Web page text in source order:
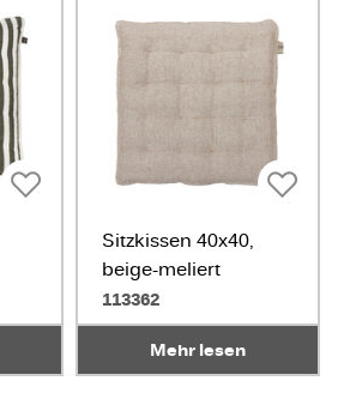
Sitzkissen 40x40,
beige-meliert
113362
Mehr lesen